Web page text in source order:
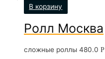
В корзину
Ролл Москва
сложные роллы 480.0 Р